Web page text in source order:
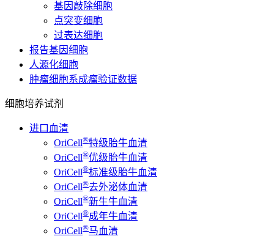
基因敲除细胞
点突变细胞
过表达细胞
报告基因细胞
人源化细胞
肿瘤细胞系成瘤验证数据
细胞培养试剂
进口血清
OriCell®特级胎牛血清
OriCell®优级胎牛血清
OriCell®标准级胎牛血清
OriCell®去外泌体血清
OriCell®新生牛血清
OriCell®成年牛血清
OriCell®马血清